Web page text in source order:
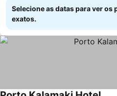
Selecione as datas para ver os
exatos.